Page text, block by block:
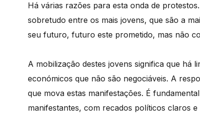
Há várias razões para esta onda de
sobretudo entre os mais jovens, que são a
seu futuro, futuro este prometido, mas não
A mobilização destes jovens significa que há
económicos que não são negociáveis. A
que mova estas manifestações. É
manifestantes, com recados políticos claros